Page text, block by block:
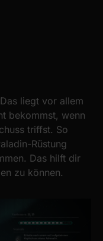
liegt vor allem
bekommst, wenn
triffst. So
Rüstung
Das hilft dir
zu können.